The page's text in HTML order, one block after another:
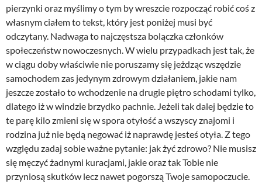
pierzynki oraz myślimy o tym by wreszcie rozpocząć robić coś z
własnym ciałem to tekst, który jest poniżej musi być
odczytany. Nadwaga to najczęstsza bolączka członków
społeczeństw nowoczesnych. W wielu przypadkach jest tak, że
w ciągu doby właściwie nie poruszamy się jeżdząc wszędzie
samochodem zas jedynym zdrowym działaniem, jakie nam
jeszcze zostało to wchodzenie na drugie piętro schodami tylko,
dlatego iż w windzie brzydko pachnie. Jeżeli tak dalej będzie to
te parę kilo zmieni się w spora otyłość a wszyscy znajomi i
rodzina już nie będą negować iż naprawdę jesteś otyła. Z tego
względu zadaj sobie ważne pytanie: jak żyć zdrowo? Nie musisz
się męczyć żadnymi kuracjami, jakie oraz tak Tobie nie
przyniosą skutków lecz nawet pogorszą Twoje samopoczucie.